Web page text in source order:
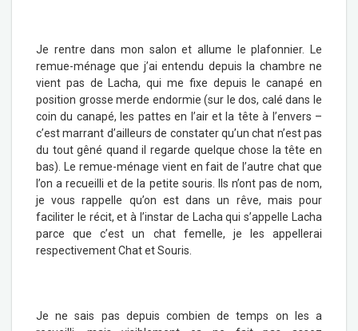
Je rentre dans mon salon et allume le plafonnier. Le
remue-ménage que j’ai entendu depuis la chambre ne
vient pas de Lacha, qui me fixe depuis le canapé en
position grosse merde endormie (sur le dos, calé dans le
coin du canapé, les pattes en l’air et la tête à l’envers –
c’est marrant d’ailleurs de constater qu’un chat n’est pas
du tout gêné quand il regarde quelque chose la tête en
bas). Le remue-ménage vient en fait de l’autre chat que
l’on a recueilli et de la petite souris. Ils n’ont pas de nom,
je vous rappelle qu’on est dans un rêve, mais pour
faciliter le récit, et à l’instar de Lacha qui s’appelle Lacha
parce que c’est un chat femelle, je les appellerai
respectivement Chat et Souris.
Je ne sais pas depuis combien de temps on les a